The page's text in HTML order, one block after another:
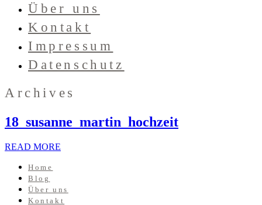
Über uns
Kontakt
Impressum
Datenschutz
Archives
18_susanne_martin_hochzeit
READ MORE
Home
Blog
Über uns
Kontakt